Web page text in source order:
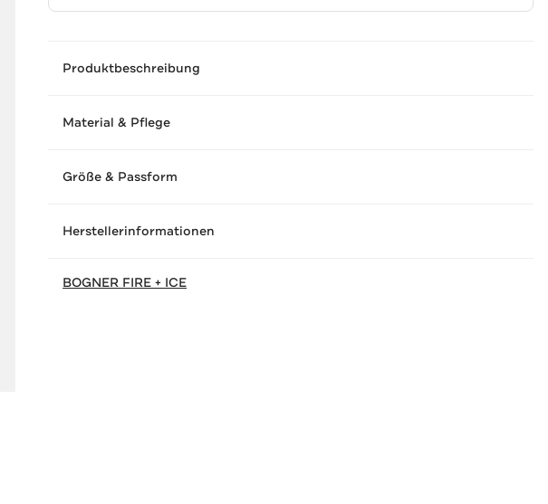
Produktbeschreibung
Material & Pflege
Größe & Passform
Herstellerinformationen
BOGNER FIRE + ICE